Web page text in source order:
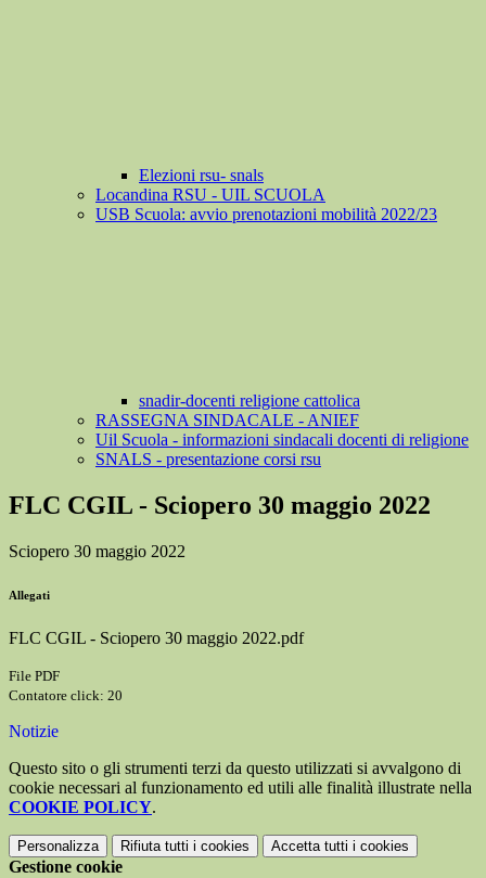
Elezioni rsu- snals
Locandina RSU - UIL SCUOLA
USB Scuola: avvio prenotazioni mobilità 2022/23
snadir-docenti religione cattolica
RASSEGNA SINDACALE - ANIEF
Uil Scuola - informazioni sindacali docenti di religione
SNALS - presentazione corsi rsu
FLC CGIL - Sciopero 30 maggio 2022
Sciopero 30 maggio 2022
Allegati
FLC CGIL - Sciopero 30 maggio 2022.pdf
File PDF
Contatore click: 20
Notizie
Questo sito o gli strumenti terzi da questo utilizzati si avvalgono di
cookie necessari al funzionamento ed utili alle finalità illustrate nella
COOKIE POLICY.
Personalizza Rifiuta tutti i cookies Accetta tutti i cookies
Gestione cookie